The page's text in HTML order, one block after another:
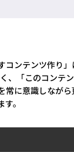
コンテンツ作り
、「このコンテ
常に意識しなが
。